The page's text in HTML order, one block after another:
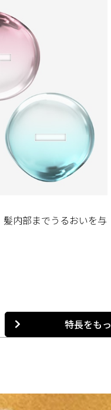
内部までうるおいを与
特長をも